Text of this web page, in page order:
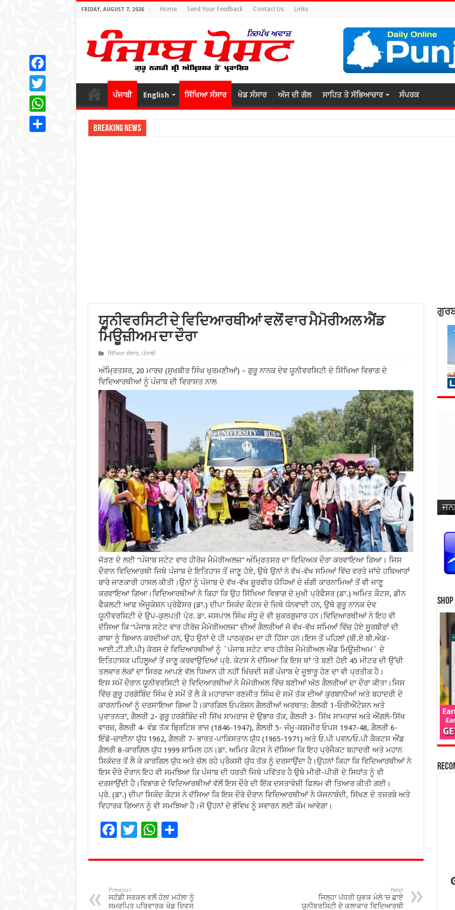
FRIDAY, AUGUST 7, 2026 Home Send Your Feedback Contact Us Links
ਪੰਜਾਬੀ English ਸਿੱਖਿਆ ਸੰਸਾਰ ਖੇਡ ਸੰਸਾਰ ਅੱਜ ਦੀ ਗੱਲ ਸਾਹਿਤ ਤੇ ਸੱਭਿਆਚਾਰ ਸੰਪਰਕ
Breaking News
ਯੂਨੀਵਰਸਿਟੀ ਦੇ ਵਿਦਿਆਰਥੀਆਂ ਵਲੋਂ ਵਾਰ ਮੈਮੋਰੀਅਲ ਐਂਡ
ਮਿਊਜ਼ੀਅਮ ਦਾ ਦੌਰਾ
ਸਿੱਖਿਆ ਸੰਸਾਰ, ਪੰਜਾਬੀ
ਅੰਮ੍ਰਿਤਸਰ, 20 ਮਾਰਚ (ਸੁਖਬੀਰ ਸਿੰਘ ਖੁਰਮਣੀਆਂ) – ਗੁਰੂ ਨਾਨਕ ਦੇਵ ਯੂਨੀਵਰਸਿਟੀ ਦੇ ਸਿੱਖਿਆ ਵਿਭਾਗ ਦੇ
ਵਿਦਿਆਰਥੀਆਂ ਨੂੰ ਪੰਜਾਬ ਦੀ ਵਿਰਾਸਤ ਨਾਲ
ਜੋੜਣ ਦੇ ਲਈ “ਪੰਜਾਬ ਸਟੇਟ ਵਾਰ ਹੀਰੋਜ਼ ਮੈਮੋਰੀਅਲਜ਼” ਅੰਮ੍ਰਿਤਸਰ ਦਾ ਵਿਦਿਅਕ ਦੌਰਾ ਕਰਵਾਇਆ ਗਿਆ। ਜਿਸ
ਦੌਰਾਨ ਵਿਦਿਆਰਥੀ ਜਿਥੇ ਪੰਜਾਬ ਦੇ ਇਤਿਹਾਸ ਤੋਂ ਜਾਣੂ ਹੋਏ, ਉਥੇ ਉਨਾਂ ਨੇ ਵੱਖ-ਵੱਖ ਸਮਿਆਂ ਵਿੱਚ ਵਰਤੇ ਜਾਂਦੇ ਹਥਿਆਰਾਂ
ਬਾਰੇ ਜਾਣਕਾਰੀ ਹਾਸਲ ਕੀਤੀ।ਉਨਾਂ ਨੂੰ ਪੰਜਾਬ ਦੇ ਵੱਖ-ਵੱਖ ਸ਼ੂਰਵੀਰ ਯੋਧਿਆਂ ਦੇ ਜ਼ੰਗੀ ਕਾਰਨਾਮਿਆਂ ਤੋਂ ਵੀ ਜਾਣੂ
ਕਰਵਾਇਆ ਗਿਆ।ਵਿਦਿਆਰਥੀਆਂ ਨੇ ਕਿਹਾ ਕਿ ਉਹ ਸਿੱਖਿਆ ਵਿਭਾਗ ਦੇ ਮੁਖੀ ਪ੍ਰੋਫੈਸਰ (ਡਾ.) ਅਮਿਤ ਕੌਟਸ, ਡੀਨ
ਫੈਕਲਟੀ ਆਫ ਐਜੂਕੇਸ਼ਨ ਪ੍ਰੋਫੈਸਰ (ਡਾ.) ਦੀਪਾ ਸਿਕੰਦ ਕੌਟਸ ਦੇ ਜਿਥੇ ਧੰਨਵਾਦੀ ਹਨ, ਉਥੇ ਗੁਰੂ ਨਾਨਕ ਦੇਵ
ਯੂਨੀਵਰਸਿਟੀ ਦੇ ਉਪ-ਕੁਲਪਤੀ ਪੋ੍ਰ. ਡਾ. ਜਸਪਾਲ ਸਿੰਘ ਸੰਧੂ ਦੇ ਵੀ ਸ਼ੁਕਰਗੁਜਾਰ ਹਨ।ਵਿਦਿਆਰਥੀਆਂ ਨੇ ਇਹ ਵੀ
ਦੱਸਿਆ ਕਿ “ਪੰਜਾਬ ਸਟੇਟ ਵਾਰ ਹੀਰੋਜ਼ ਮੈਮੋਰੀਅਲਜ਼” ਦੀਆਂ ਗੈਲਰੀਆਂ ਜੋ ਵੱਖ-ਵੱਖ ਸਮਿਆਂ ਵਿੱਚ ਹੋਏ ਸੂਰਬੀਰਾਂ ਦੀ
ਗਾਥਾ ਨੂੰ ਬਿਆਨ ਕਰਦੀਆਂ ਹਨ, ਉਹ ਉਨਾਂ ਦੇ ਹੀ ਪਾਠਕ੍ਰਮ ਦਾ ਹੀ ਹਿੱਸਾ ਹਨ।ਇਸ ਤੋਂ ਪਹਿਲਾਂ (ਬੀ.ਏ ਬੀ.ਐਡ-
ਆਈ.ਟੀ.ਈ.ਪੀ) ਕੋਰਸ ਦੇ ਵਿਦਿਆਰਥੀਆਂ ਨੂੰ `ਪੰਜਾਬ ਸਟੇਟ ਵਾਰ ਹੀਰੋਜ਼ ਮੈਮੋਰੀਅਲ ਐਂਡ ਮਿਊਜ਼ੀਅਮ` ਦੇ
ਇਤਿਹਾਸਕ ਪਹਿਲੂਆਂ ਤੋਂ ਜਾਣੂ ਕਰਵਾਉਦਿਆਂ ਪ੍ਰੋ. ਕੋਟਸ ਨੇ ਦੱਸਿਆ ਕਿ ਇਸ ਥਾਂ ‘ਤੇ ਬਣੀ ਹੋਈ 45 ਮੀਟਰ ਦੀ ਉੱਚੀ
ਤਲਵਾਰ ਲੋਕਾਂ ਦਾ ਸਿਰਫ ਆਪਣੇ ਵੱਲ ਧਿਆਨ ਹੀ ਨਹੀਂ ਖਿੱਚਦੀ ਸਗੋਂ ਪੰਜਾਬ ਦੇ ਜੂਝਾਰੂ ਹੋਣ ਦਾ ਵੀ ਪ੍ਰਤੀਕ ਹੈ।
ਇਸ ਸਮੇਂ ਦੌਰਾਨ ਯੂਨੀਵਰਸਿਟੀ ਦੇ ਵਿਦਿਆਰਥੀਆਂ ਨੇ ਮੈਮੋਰੀਅਲ ਵਿੱਚ ਬਣੀਆਂ ਅੱਠ ਗੈਲਰੀਆਂ ਦਾ ਦੌਰਾ ਕੀਤਾ।ਜਿਸ
ਵਿੱਚ ਗੁਰੂ ਹਰਗੋਬਿੰਦ ਸਿੰਘ ਦੇ ਸਮੇਂ ਤੋਂ ਲੈ ਕੇ ਮਹਾਰਾਜਾ ਰਣਜੀਤ ਸਿੰਘ ਦੇ ਸਮੇਂ ਤੱਕ ਦੀਆਂ ਕੁਰਬਾਨੀਆਂ ਅਤੇ ਬਹਾਦਰੀ ਦੇ
ਕਾਰਨਾਮਿਆਂ ਨੂੰ ਦਰਸਾਇਆ ਗਿਆ ਹੈ।ਕਾਰਗਿਲ ਓਪਰੇਸ਼ਨ ਗੈਲਰੀਆਂ ਅਰਥਾਤ: ਗੈਲਰੀ 1-ਓਰੀਐਂਟੇਸ਼ਨ ਅਤੇ
ਪੁਰਾਤਨਤਾ, ਗੈਲਰੀ 2- ਗੁਰੂ ਹਰਗੋਬਿੰਦ ਜੀ ਸਿੱਖ ਸਾਮਰਾਜ ਦੇ ਉਭਾਰ ਤੱਕ, ਗੈਲਰੀ 3- ਸਿੱਖ ਸਾਮਰਾਜ ਅਤੇ ਐਂਗਲੋ-ਸਿੱਖ
ਵਾਰਜ਼, ਗੈਲਰੀ 4- ਵੰਡ ਤੱਕ ਬ੍ਰਿਟਿਸ਼ ਰਾਜ (1846-1947), ਗੈਲਰੀ 5- ਜੰਮੂ-ਕਸ਼ਮੀਰ ਓਪਸ 1947-48, ਗੈਲਰੀ 6-
ਇੰਡੋ-ਚਾਈਨਾ ਯੁੱਧ 1962, ਗੈਲਰੀ 7- ਭਾਰਤ-ਪਾਕਿਸਤਾਨ ਯੁੱਧ (1965-1971) ਅਤੇ ਓ.ਪੀ ਪਵਨ/ਓ.ਪੀ ਕੈਕਟਸ ਐਂਡ
ਗੈਲਰੀ 8-ਕਾਰਗਿਲ ਯੁੱਧ 1999 ਸ਼ਾਮਿਲ ਹਨ।ਡਾ. ਅਮਿਤ ਕੌਟਸ ਨੇ ਦੱਸਿਆ ਕਿ ਇਹ ਪ੍ਰੋਜੈਕਟ ਬਹਾਦਰੀ ਅਤੇ ਮਹਾਨ
ਸਿਕੰਦਰ ਤੋਂ ਲੈ ਕੇ ਕਾਰਗਿਲ ਯੁੱਧ ਅਤੇ ਚੱਲ ਰਹੇ ਪ੍ਰੌਕਸੀ ਯੁੱਧ ਤੱਕ ਨੂੰ ਦਰਸਾਉਂਦਾ ਹੈ।ਉਹਨਾਂ ਕਿਹਾ ਕਿ ਵਿਦਿਆਰਥੀਆਂ ਨੇ
ਇਸ ਦੌਰੇ ਦੌਰਾਨ ਇਹ ਵੀ ਸਮਝਿਆ ਕਿ ਪੰਜਾਬ ਦੀ ਧਰਤੀ ਜਿਥੇ ਪਵਿੱਤਰ ਹੈ ਉਥੇ ਮੀਰੀ-ਪੀਰੀ ਦੇ ਸਿਧਾਂਤ ਨੂੰ ਵੀ
ਦਰਸਾਉਂਦੀ ਹੈ।ਵਿਭਾਗ ਦੇ ਵਿਦਿਆਰਥੀਆਂ ਵੱਲੋਂ ਇਸ ਦੌਰੇ ਦੀ ਇੱਕ ਦਸਤਾਵੇਜ਼ੀ ਫਿਲਮ ਵੀ ਤਿਆਰ ਕੀਤੀ ਗਈ।
ਪ੍ਰੋ. (ਡਾ.) ਦੀਪਾ ਸਿਕੰਦ ਕੌਟਸ ਨੇ ਦੱਸਿਆ ਕਿ ਇਸ ਦੌਰੇ ਦੌਰਾਨ ਵਿਦਿਆਰਥੀਆਂ ਨੇ ਯੋਜਨਾਬੰਦੀ, ਸਿੱਖਣ ਦੇ ਤਜ਼ਰਬੇ ਅਤੇ
ਵਿਹਾਰਕ ਗਿਆਨ ਨੂੰ ਵੀ ਸਮਝਿਆ ਹੈ।ਜੋ ਉਹਨਾਂ ਦੇ ਭੱਵਿਖ ਨੂੰ ਸਵਾਰਨ ਲਈ ਕੰਮ ਆਵੇਗਾ।
F
e
o
T
tt
W
at
p
S
ar
Previous
ਸਟੱਡੀ ਸਰਕਲ ਵਲੋਂ ਹੋਲਾ ਮਹੱਲਾ ਨੂੰ
ਸਮਰਪਿਤ ਪਰਿਵਾਰਕ ਖੇਡ ਦਿਵਸ
Next
ਜਿਲ੍ਹਾ ਪੱਧਰੀ ਯੁਵਕ ਮੇਲੇ ‘ਚ ਛਾਏ
ਯੂਨੀਵਰਸਿਟੀ ਦੇ ਕਲਾਕਾਰ ਵਿਦਿਆਰਥੀ
Facebook
Twitter
WhatsApp